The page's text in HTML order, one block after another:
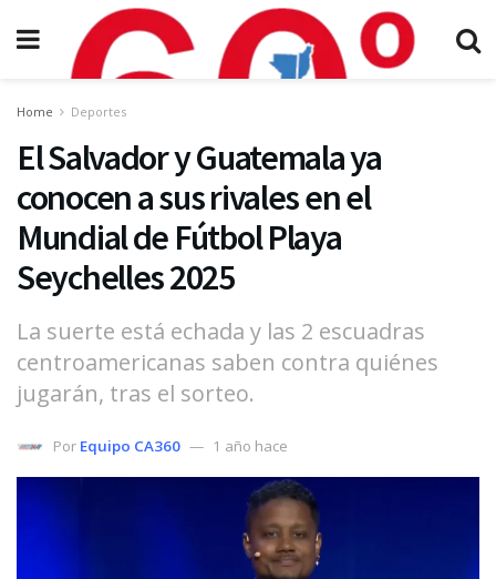
Home Deportes
El Salvador y Guatemala ya
conocen a sus rivales en el
Mundial de Fútbol Playa
Seychelles 2025
La suerte está echada y las 2 escuadras
centroamericanas saben contra quiénes
jugarán, tras el sorteo.
Por Equipo CA360 1 año hace